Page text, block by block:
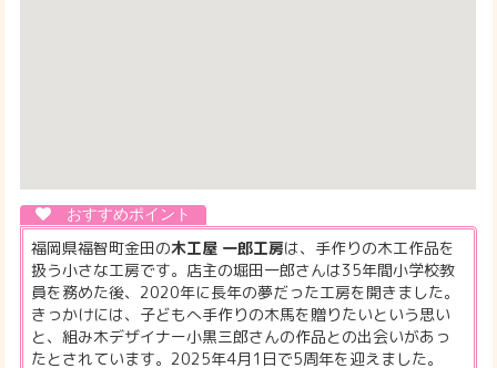
福岡県福智町金田の木工屋 一郎工房は、手作りの木工作品を
扱う小さな工房です。店主の堀田一郎さんは35年間小学校教
員を務めた後、2020年に長年の夢だった工房を開きました。
きっかけには、子どもへ手作りの木馬を贈りたいという思い
と、組み木デザイナー小黒三郎さんの作品との出会いがあっ
たとされています。2025年4月1日で5周年を迎えました。